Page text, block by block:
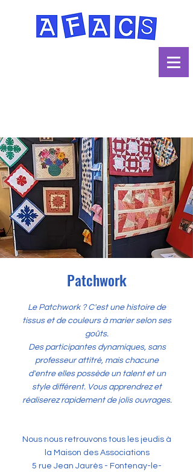
Patchwork
Le Patchwork ? C'est une histoire de
tissus et de couleurs à marier selon ses
goûts.
Des participantes dynamiques, sans
professeur attitré, mais chacune
d'entre elles possède un talent et un
style différent. Vous apprendrez et
réaliserez rapidement de jolis ouvrages.
Nous nous retrouvons tous les jeudis à
la Maison des Associations
5 rue Jean Jaurès - Fontenay-le-